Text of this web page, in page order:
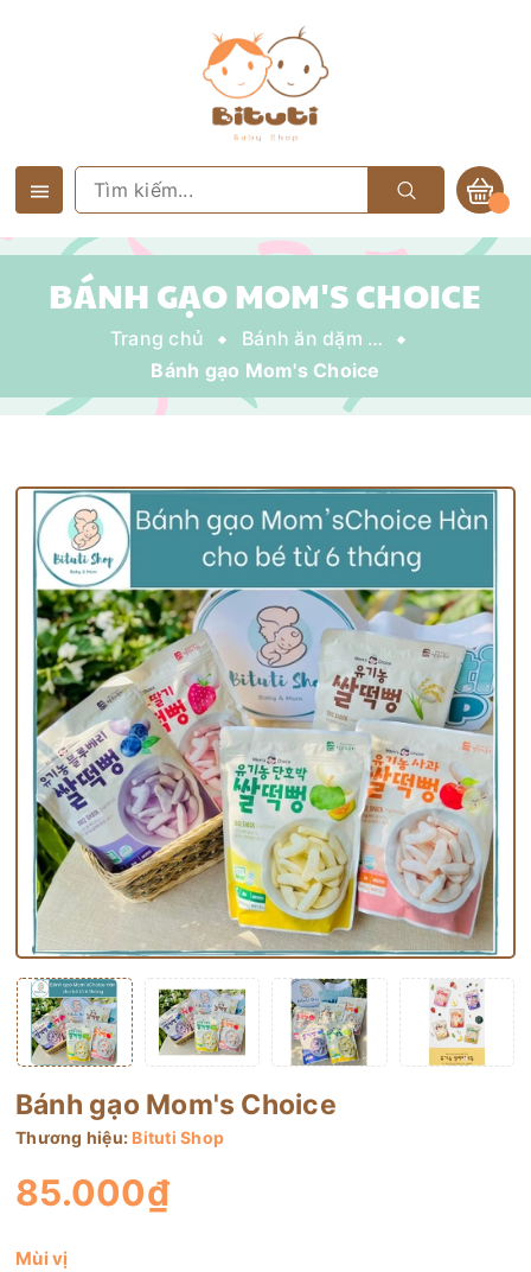
BÁNH GẠO MOM'S CHOICE
Trang chủ
Bánh ăn dặm - Sữa chua khô
Bánh gạo Mom's Choice
Bánh gạo Mom's Choice
Thương hiệu: Bituti Shop
85.000₫
Mùi vị